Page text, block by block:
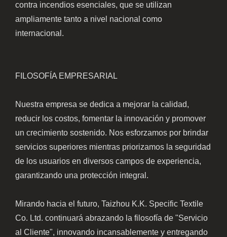
contra incendios esenciales, que se utilizan
ampliamente tanto a nivel nacional como
internacional.
FILOSOFÍA EMPRESARIAL
Nuestra empresa se dedica a mejorar la calidad,
reducir los costos, fomentar la innovación y promover
un crecimiento sostenido. Nos esforzamos por brindar
servicios superiores mientras priorizamos la seguridad
de los usuarios en diversos campos de experiencia,
garantizando una protección integral.
Mirando hacia el futuro, Taizhou K.K. Specific Textile
Co. Ltd. continuará abrazando la filosofía de "Servicio
al Cliente", innovando incansablemente y entregando